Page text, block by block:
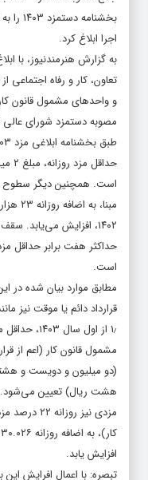
اجرا ابلاغ کرد.
به گزارش هنرمندنیوز
تعاون، کار و رفاه اجتماعی
و واحدهای مشمول قانون
مصوبه دستمزد شورای عالی
۱۴۰۲، افزایش می‌یابد.
است.
مطابق موارد بیان شده در
قرارداد دائم یا موقت نیز
۱٫ از اول
(دو میلیون و دویست و
افزایش یابد.
تبصره: با اعمال افرایش